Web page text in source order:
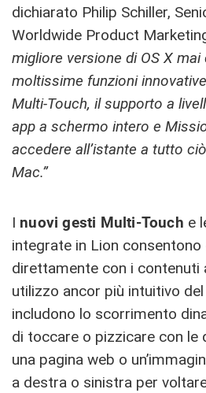
dichiarato Philip Schiller,
Worldwide Product
migliore versione di OS X
moltissime funzioni
Multi-Touch, il supporto a
app a schermo intero e
accedere all’istante a tutto
Mac.”
I nuovi gesti Multi-Touch e
integrate in Lion
direttamente con i contenuti
utilizzo ancor più intuitivo
includono lo scorrimento
di toccare o pizzicare con le
una pagina web o
a destra o sinistra per